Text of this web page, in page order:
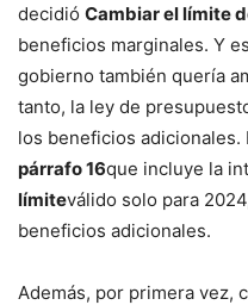
decidió Cambiar el límite
beneficios marginales. Y
gobierno también quería
tanto, la ley de
los beneficios adicionales.
párrafo 16que incluye la
límiteválido solo para
beneficios adicionales.
Además, por primera vez,